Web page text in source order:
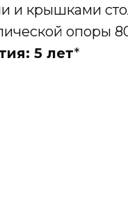
и крышками
опоры
5 лет*